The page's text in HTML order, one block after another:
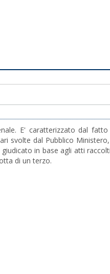
E' caratterizzato dal
svolte dal Pubblico
in base agli atti
di un terzo.